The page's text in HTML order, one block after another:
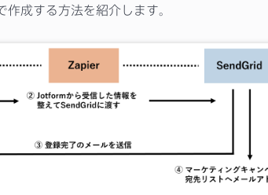
成する方法を紹介します。